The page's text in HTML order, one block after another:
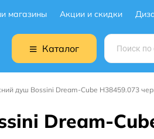
магазины Акции и скидки
Каталог
душ Bossini Dream-Cube H38459.073
Dream-